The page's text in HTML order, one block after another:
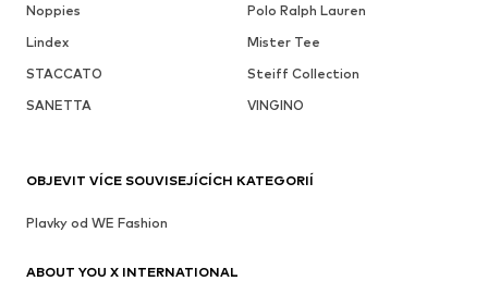
Noppies
Polo Ralph Lauren
Lindex
Mister Tee
STACCATO
Steiff Collection
SANETTA
VINGINO
OBJEVIT VÍCE SOUVISEJÍCÍCH KATEGORIÍ
Plavky od WE Fashion
ABOUT YOU X INTERNATIONAL